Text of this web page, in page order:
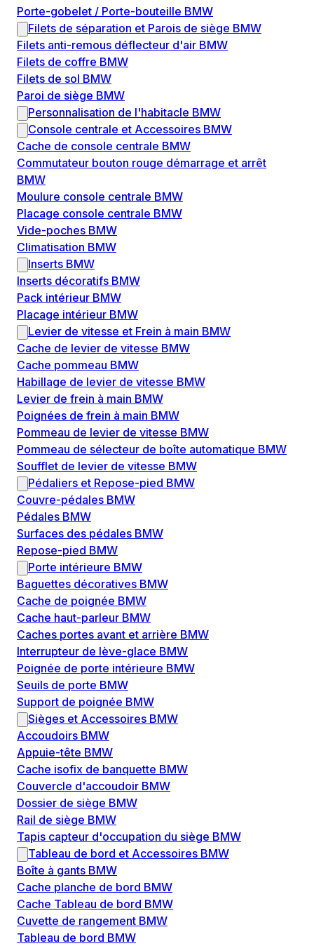
Porte-gobelet / Porte-bouteille BMW
Filets de séparation et Parois de siège BMW
Filets anti-remous déflecteur d'air BMW
Filets de coffre BMW
Filets de sol BMW
Paroi de siège BMW
Personnalisation de l'habitacle BMW
Console centrale et Accessoires BMW
Cache de console centrale BMW
Commutateur bouton rouge démarrage et arrêt
BMW
Moulure console centrale BMW
Placage console centrale BMW
Vide-poches BMW
Climatisation BMW
Inserts BMW
Inserts décoratifs BMW
Pack intérieur BMW
Placage intérieur BMW
Levier de vitesse et Frein à main BMW
Cache de levier de vitesse BMW
Cache pommeau BMW
Habillage de levier de vitesse BMW
Levier de frein à main BMW
Poignées de frein à main BMW
Pommeau de levier de vitesse BMW
Pommeau de sélecteur de boîte automatique BMW
Soufflet de levier de vitesse BMW
Pédaliers et Repose-pied BMW
Couvre-pédales BMW
Pédales BMW
Surfaces des pédales BMW
Repose-pied BMW
Porte intérieure BMW
Baguettes décoratives BMW
Cache de poignée BMW
Cache haut-parleur BMW
Caches portes avant et arrière BMW
Interrupteur de lève-glace BMW
Poignée de porte intérieure BMW
Seuils de porte BMW
Support de poignée BMW
Sièges et Accessoires BMW
Accoudoirs BMW
Appuie-tête BMW
Cache isofix de banquette BMW
Couvercle d'accoudoir BMW
Dossier de siège BMW
Rail de siège BMW
Tapis capteur d'occupation du siège BMW
Tableau de bord et Accessoires BMW
Boîte à gants BMW
Cache planche de bord BMW
Cache Tableau de bord BMW
Cuvette de rangement BMW
Tableau de bord BMW